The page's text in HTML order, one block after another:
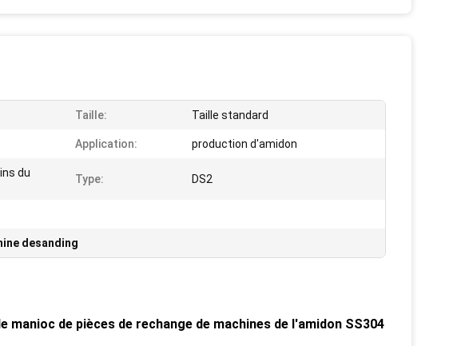
Taille: Taille standard
Application: production d'amidon
du
Type: DS2
desanding
de pièces de rechange de machines de l'amidon SS304